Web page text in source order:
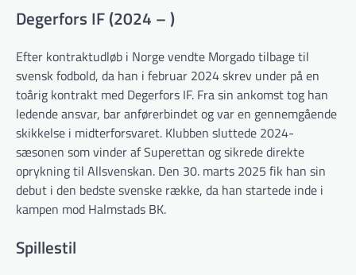
Degerfors IF (2024 – )
Efter kontraktudløb i Norge vendte Morgado tilbage til
svensk fodbold, da han i februar 2024 skrev under på en
toårig kontrakt med Degerfors IF. Fra sin ankomst tog han
ledende ansvar, bar anførerbindet og var en gennemgående
skikkelse i midterforsvaret. Klubben sluttede 2024-
sæsonen som vinder af Superettan og sikrede direkte
oprykning til Allsvenskan. Den 30. marts 2025 fik han sin
debut i den bedste svenske række, da han startede inde i
kampen mod Halmstads BK.
Spillestil